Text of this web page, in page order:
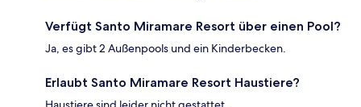
Verfügt Santo Miramare Resort über einen Pool?
Ja, es gibt 2 Außenpools und ein Kinderbecken.
Erlaubt Santo Miramare Resort Haustiere?